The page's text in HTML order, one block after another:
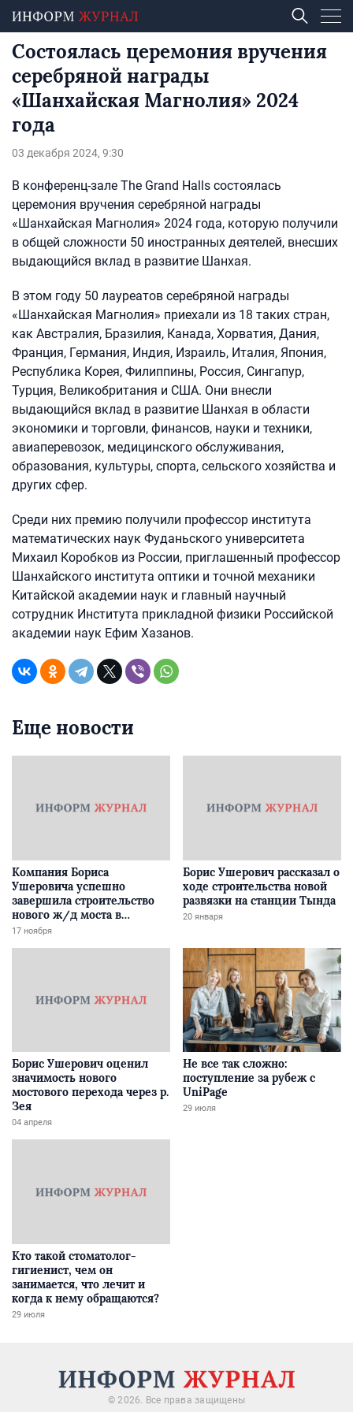
Состоялась церемония вручения
серебряной награды
«Шанхайская Магнолия» 2024
года
03 декабря 2024, 9:30
В конференц-зале The Grand Halls состоялась
церемония вручения серебряной награды
«Шанхайская Магнолия» 2024 года, которую получили
в общей сложности 50 иностранных деятелей, внесших
выдающийся вклад в развитие Шанхая.
В этом году 50 лауреатов серебряной награды
«Шанхайская Магнолия» приехали из 18 таких стран,
как Австралия, Бразилия, Канада, Хорватия, Дания,
Франция, Германия, Индия, Израиль, Италия, Япония,
Республика Корея, Филиппины, Россия, Сингапур,
Турция, Великобритания и США. Они внесли
выдающийся вклад в развитие Шанхая в области
экономики и торговли, финансов, науки и техники,
авиаперевозок, медицинского обслуживания,
образования, культуры, спорта, сельского хозяйства и
других сфер.
Среди них премию получили профессор института
математических наук Фуданьского университета
Михаил Коробков из России, приглашенный профессор
Шанхайского института оптики и точной механики
Китайской академии наук и главный научный
сотрудник Института прикладной физики Российской
академии наук Ефим Хазанов.
Еще новости
Компания Бориса
Ушеровича успешно
завершила строительство
нового ж/д моста в
Забайкалье
17 ноября
Борис Ушерович рассказал о
ходе строительства новой
развязки на станции Тында
20 января
Борис Ушерович оценил
значимость нового
мостового перехода через р.
Зея
04 апреля
Не все так сложно:
поступление за рубеж с
UniPage
29 июля
Кто такой стоматолог-
гигиенист, чем он
занимается, что лечит и
когда к нему обращаются?
29 июля
© 2026. Все права защищены